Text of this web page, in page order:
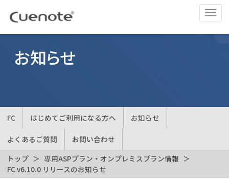
ナ
ビ
ゲ
切
お知らせ
FC はじめてご利用になる方へ お知らせ
よくあるご質問
お問い合わせ
トップ
専用ASPプラン・オンプレミスプラン情報
FC v6.10.0 リリースのお知らせ